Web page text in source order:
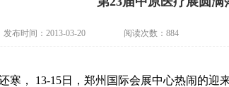
发布时间：2013-03-20 阅读次数： 884
， 13-15日，郑州国际会展中心热闹的迎